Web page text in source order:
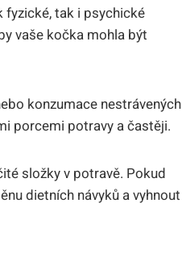
fyzické, tak i psychické
vaše kočka mohla být
konzumace nestrávených
porcemi potravy a častěji.
složky v potravě. Pokud
dietních návyků a vyhnout